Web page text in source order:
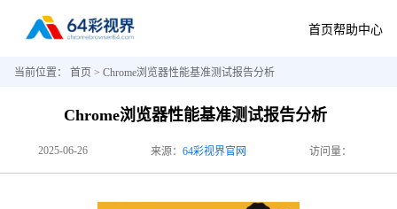
首页帮助中心
当前位置： 首页 > Chrome浏览器性能基准测试报告分析
Chrome浏览器性能基准测试报告分析
2025-06-26 来源： 64彩视界官网 访问量：